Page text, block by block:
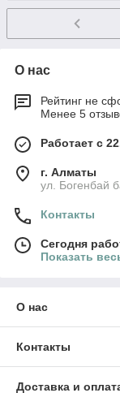
О нас
Рейтинг не
Менее 5
Работает с
г. Алматы
ул. Богенбай
Контакты
Сегодня
Показать
О нас
Контакты
Доставка и